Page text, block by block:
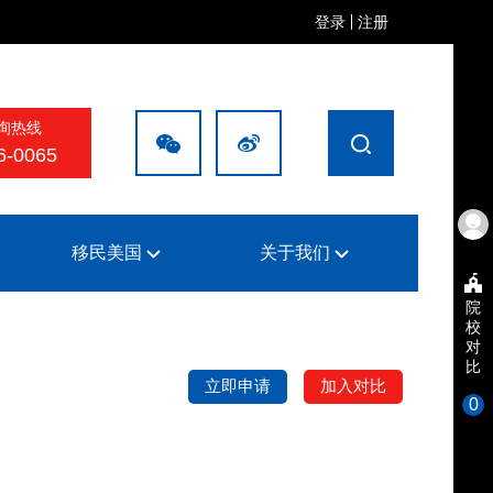
注册
登录
热线
0065
移民美国 关于我们
加入对比
立即申请
院
校
对
比
0